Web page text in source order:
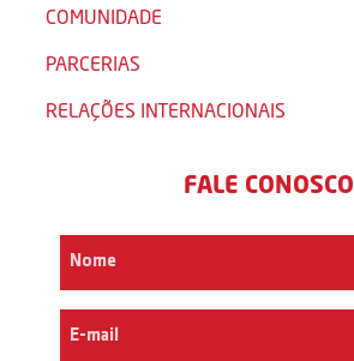
COMUNIDADE
PARCERIAS
RELAÇÕES INTERNACIONAIS
FALE CONOSCO